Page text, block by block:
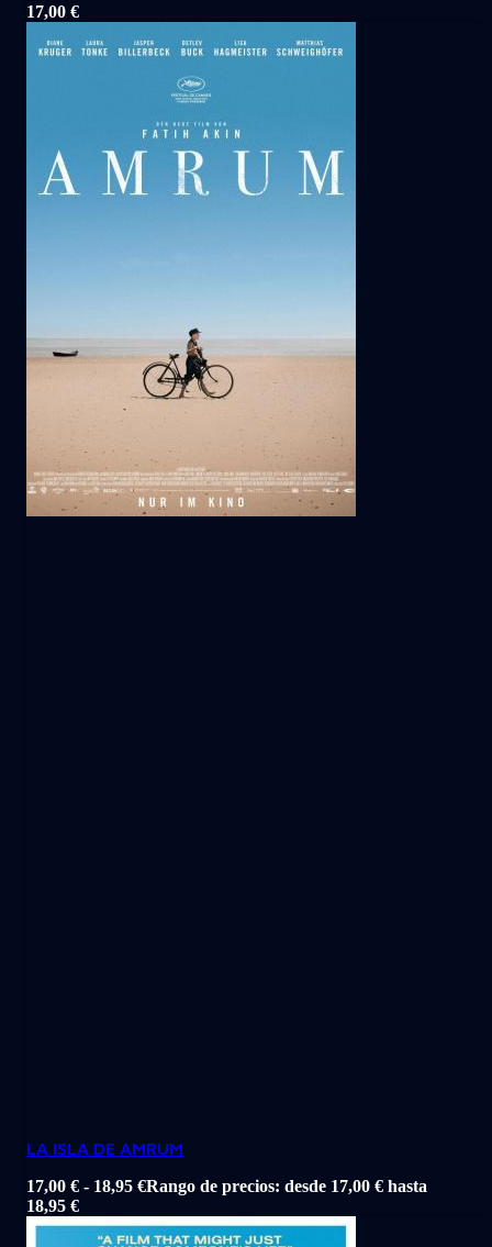
17,00 €
LA ISLA DE AMRUM
17,00 € - 18,95 €Rango de precios: desde 17,00 € hasta
18,95 €